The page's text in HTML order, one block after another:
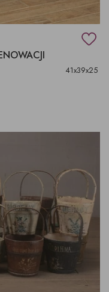
41x39x25